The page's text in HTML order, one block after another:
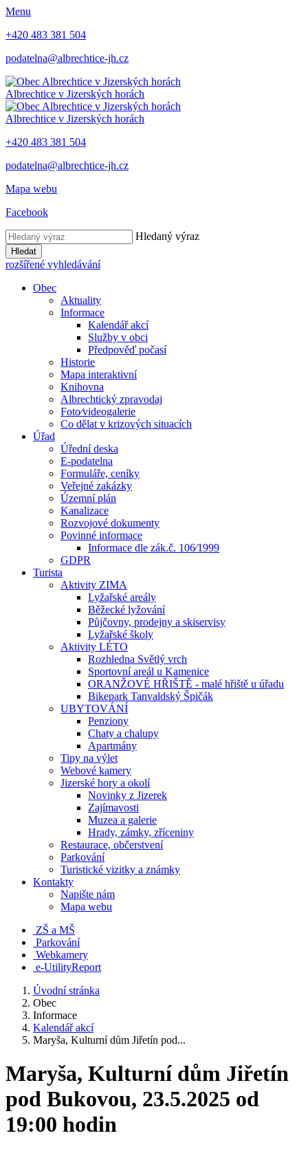
Menu
+420 483 381 504
podatelna@albrechtice-jh.cz
Albrechtice v Jizerských horách
Albrechtice v Jizerských horách
+420 483 381 504
podatelna@albrechtice-jh.cz
Mapa webu
Facebook
Hledaný výraz
Hledat
rozšířené vyhledávání
Obec
Aktuality
Informace
Kalendář akcí
Služby v obci
Předpověď počasí
Historie
Mapa interaktivní
Knihovna
Albrechtický zpravodaj
Foto⁄videogalerie
Co dělat v krizových situacích
Úřad
Úřední deska
E-podatelna
Formuláře, ceníky
Veřejné zakázky
Územní plán
Kanalizace
Rozvojové dokumenty
Povinné informace
Informace dle zák.č. 106⁄1999
GDPR
Turista
Aktivity ZIMA
Lyžařské areály
Běžecké lyžování
Půjčovny, prodejny a skiservisy
Lyžařské školy
Aktivity LÉTO
Rozhledna Světlý vrch
Sportovní areál u Kamenice
ORANŽOVÉ HŘIŠTĚ - malé hřiště u úřadu
Bikepark Tanvaldský Špičák
UBYTOVÁNÍ
Penziony
Chaty a chalupy
Apartmány
Tipy na výlet
Webové kamery
Jizerské hory a okolí
Novinky z Jizerek
Zajímavosti
Muzea a galerie
Hrady, zámky, zříceniny
Restaurace, občerstvení
Parkování
Turistické vizitky a známky
Kontakty
Napište nám
Mapa webu
ZŠ a MŠ
Parkování
Webkamery
e-UtilityReport
Úvodní stránka
Obec
Informace
Kalendář akcí
Maryša, Kulturní dům Jiřetín pod...
Maryša, Kulturní dům Jiřetín
pod Bukovou, 23.5.2025 od
19:00 hodin